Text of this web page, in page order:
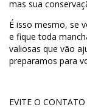
mas sua
É isso mesmo, se
e fique toda
valiosas que vão
preparamos para
EVITE O